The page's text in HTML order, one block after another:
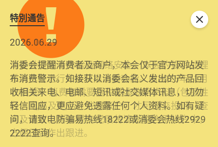
特別通告
2026.06.29
消委会提醒消费者及商户，本会仅于官方网站发
布消费警示。如接获以消委会名义发出的产品回
收相关来电、电邮、短讯或社交媒体讯息，切勿
轻信回应，更应避免透露任何个人资料。如有疑
问，请致电防骗易热线18222或消委会热线2929
2222查询。
2025.10.31
为提升使用者体验及网络安全，本会的投诉处理
系统已经进行升级及推出新功能。由2025年11月
10日起，消费者需要提供基本联络资料（包括姓
名、电邮及电话）注册帐户，才可提交投诉、查
询及建议。所有提交纪录将清晰整合于帐户中，
方便日后作出跟进。
关闭